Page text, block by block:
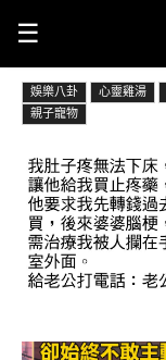
☰
娛樂八卦 心靈雞湯
親子寵物